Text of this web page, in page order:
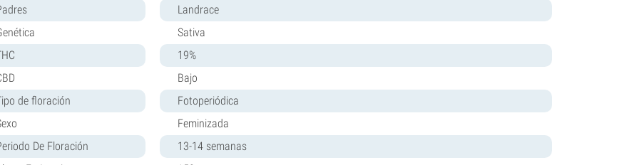
Landrace
Sativa
19%
Bajo
de floración
Fotoperiódica
Feminizada
De Floración
13-14 semanas